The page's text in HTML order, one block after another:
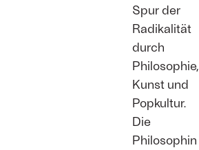
Spur der
Radikalität
durch
Philosophie,
Kunst und
Popkultur.
Die
Philosophin